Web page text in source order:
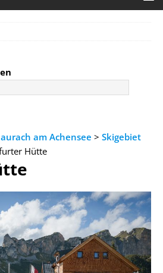
am Achensee > Skigebiet
Hütte